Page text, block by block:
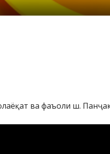
ва фаъоли ш.